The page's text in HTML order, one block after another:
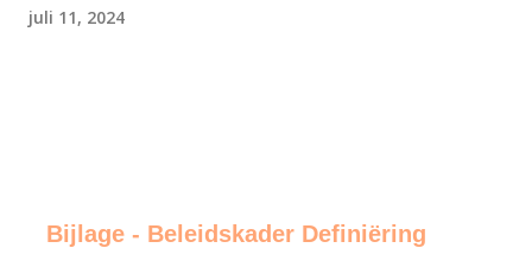
juli 11, 2024
Bijlage - Beleidskader Definiëring